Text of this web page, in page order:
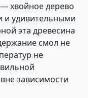
хвойное дерево
и удивительными
эта древесина
смол не
не
зависимости